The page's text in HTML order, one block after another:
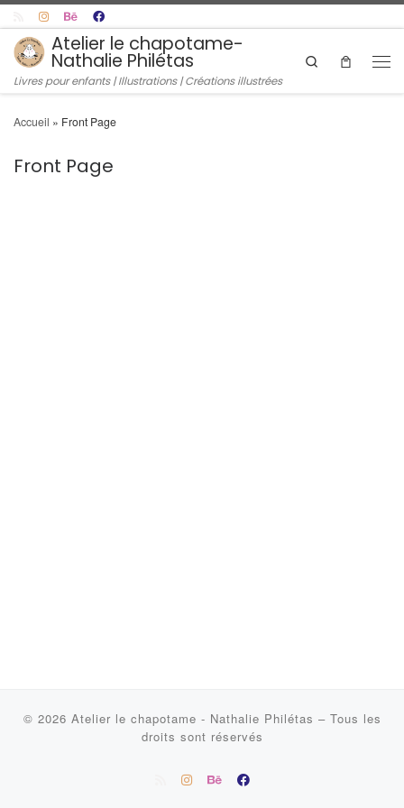
Skip to content
Atelier le chapotame-
Nathalie Philétas
Livres pour enfants | Illustrations | Créations illustrées
Search
Accueil » Front Page
Front Page
© 2026 Atelier le chapotame - Nathalie Philétas – Tous les
droits sont réservés